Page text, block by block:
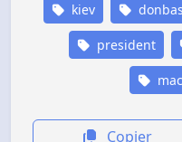
kiev
president
Copier